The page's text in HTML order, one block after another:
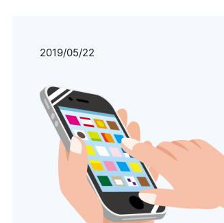
2019/05/22